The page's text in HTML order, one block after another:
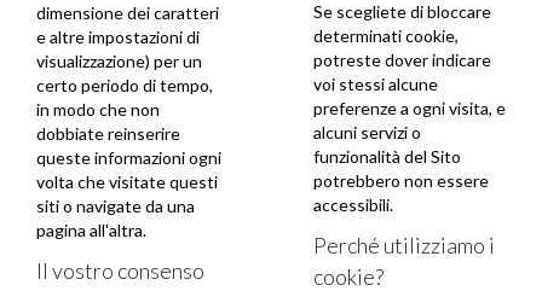
dimensione dei caratteri
e altre impostazioni di
visualizzazione) per un
certo periodo di tempo,
in modo che non
dobbiate reinserire
queste informazioni ogni
volta che visitate questi
siti o navigate da una
pagina all'altra.
Il vostro consenso
Se scegliete di bloccare
determinati cookie,
potreste dover indicare
voi stessi alcune
preferenze a ogni visita, e
alcuni servizi o
funzionalità del Sito
potrebbero non essere
accessibili.
Perché utilizziamo i
cookie?